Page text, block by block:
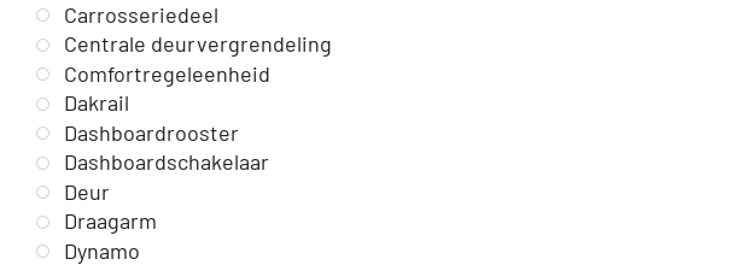
Carrosseriedeel
Centrale deurvergrendeling
Comfortregeleenheid
Dakrail
Dashboardrooster
Dashboardschakelaar
Deur
Draagarm
Dynamo